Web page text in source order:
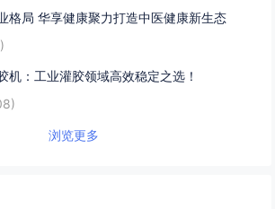
格局 华享健康聚力打造中医健康新生态
机：工业灌胶领域高效稳定之选！
浏览更多